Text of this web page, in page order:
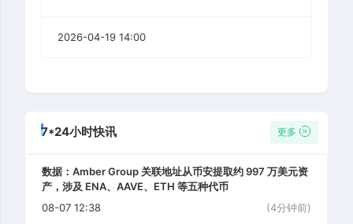
2026-04-19 14:00
7*24小时快讯 更多
数据：Amber Group 关联地址从币安提取约 997 万美元资
产，涉及 ENA、AAVE、ETH 等五种代币
08-07 12:38
(4分钟前)